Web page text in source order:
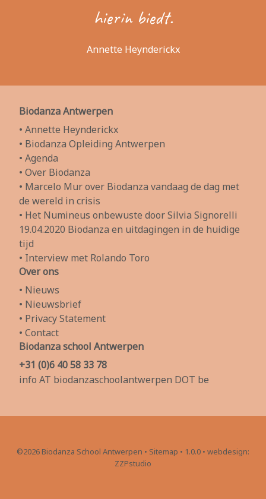
hierin biedt.
Annette Heynderickx
Biodanza Antwerpen
• Annette Heynderickx
• Biodanza Opleiding Antwerpen
• Agenda
• Over Biodanza
• Marcelo Mur over Biodanza vandaag de dag met
de wereld in crisis
• Het Numineus onbewuste door Silvia Signorelli
19.04.2020 Biodanza en uitdagingen in de huidige
tijd
• Interview met Rolando Toro
Over ons
• Nieuws
• Nieuwsbrief
• Privacy Statement
• Contact
Biodanza school Antwerpen
+31 (0)6 40 58 33 78
info AT biodanzaschoolantwerpen DOT be
©2026 Biodanza School Antwerpen • Sitemap • 1.0.0 • webdesign:
ZZPstudio